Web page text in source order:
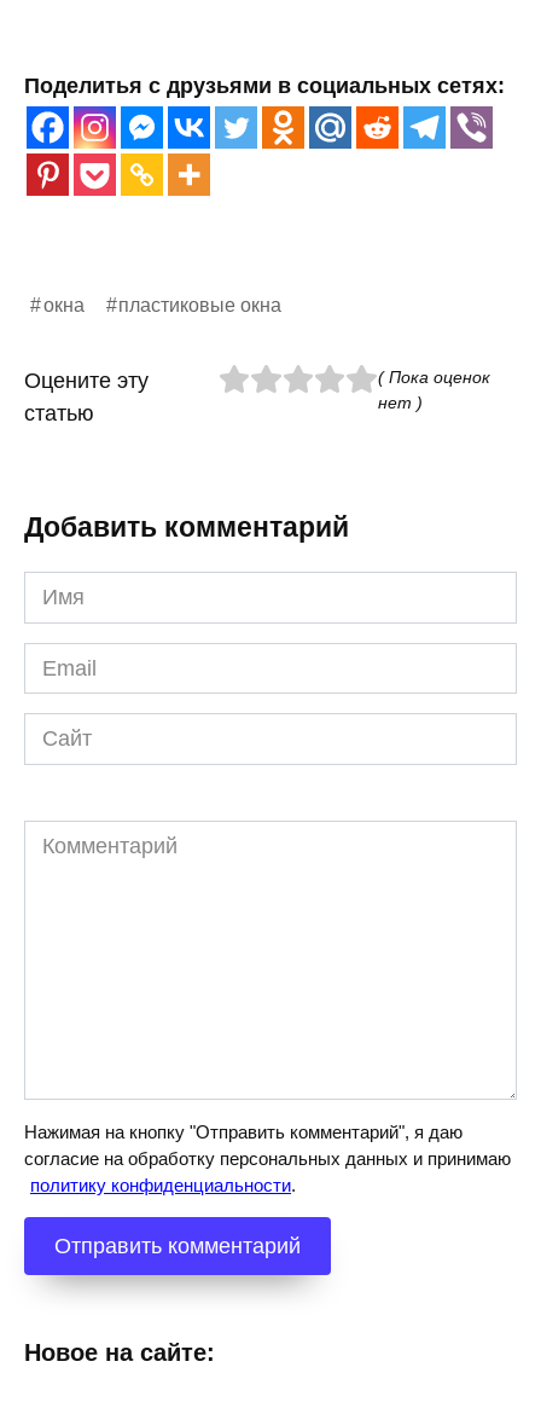
Поделитья с друзьями в социальных сетях:
окна пластиковые окна
Оцените эту
статью
( Пока оценок
нет )
Добавить комментарий
Имя
*
Email
*
Сайт
Комментарий
Нажимая на кнопку "Отправить комментарий", я даю
согласие на обработку персональных данных и принимаю
политику конфиденциальности.
Новое на сайте: